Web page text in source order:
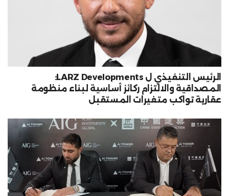
الرئيس التنفيذي ل LARZ Developments:
المصداقية والالتزام ركائز أساسية لبناء منظومة
عقارية تواكب متغيرات المستقبل